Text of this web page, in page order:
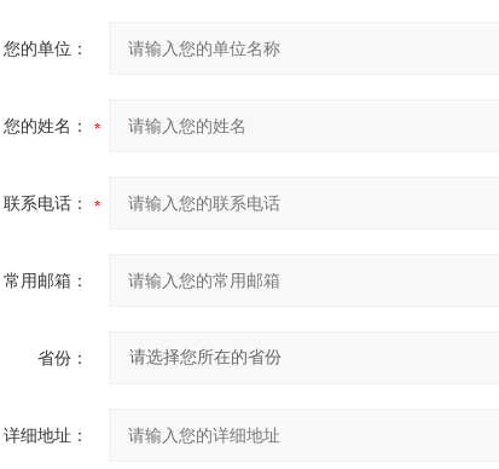
您的单位：
您的姓名：
联系电话：
常用邮箱：
省份：
详细地址：